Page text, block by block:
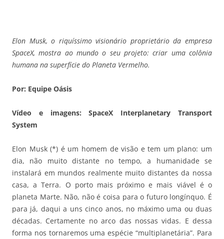
Elon Musk, o riquíssimo visionário proprietário da empresa
SpaceX, mostra ao mundo o seu projeto: criar uma colônia
humana na superfície do Planeta Vermelho.
Por: Equipe Oásis
Vídeo e imagens: SpaceX Interplanetary Transport
System
Elon Musk (*) é um homem de visão e tem um plano: um
dia, não muito distante no tempo, a humanidade se
instalará em mundos realmente muito distantes da nossa
casa, a Terra. O porto mais próximo e mais viável é o
planeta Marte. Não, não é coisa para o futuro longínquo. É
para já, daqui a uns cinco anos, no máximo uma ou duas
décadas. Certamente no arco das nossas vidas. E dessa
forma nos tornaremos uma espécie “multiplanetária”. Para